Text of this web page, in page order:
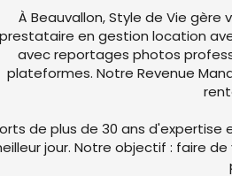
À Beauvallon, Style de Vie
prestataire en gestion location
avec reportages photos
plateformes. Notre Revenue
de plus de 30 ans d'expertise
jour. Notre objectif : faire